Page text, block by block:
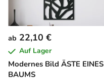
Modernes Bild ÄSTE EINES
BAUMS
ab 22,10 €
Auf Lager